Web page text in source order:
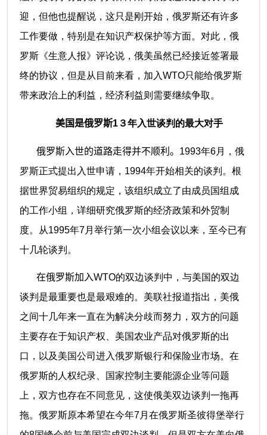
迎，但他也提醒说，这只是刚开始，俄罗斯还有许多
工作要做，特别是在知识产权保护等方面。对此，俄
罗斯《生意人报》评论说，俄美虽然已经接近签署最
终的协议，但是从目前来看，加入WTO只能给俄罗斯
带来政治上的利益，经济利益则需要继续争取。
美国是俄罗斯1３年入世谈判的最大对手
俄罗斯入世的道路走得并不顺利。 1993年6月，俄
罗斯正式提出入世申请，1994年开始相关的谈判。根
据世界贸易组织的规定，该组织成立了由成员国组成
的工作小组，详细研究俄罗斯的经济政策和外贸制
度。从1995年7月举行第一次小组会议以来，至今已有
十几轮谈判。
在俄罗斯加入WTO的双边谈判中，与美国的双边
谈判是最重要也是最艰难的。美联社报道指出，美俄
之间十几年来一直在为解决分歧而努力，双方的问题
主要存在于知识产权、美国农业产品对俄罗斯的出
口，以及美国公司进入俄罗斯银行和保险业市场。在
俄罗斯的人权纪录、国家控制主要能源企业等问题
上，双方也存在不同意见，这使俄美双边谈判一拖再
拖。俄罗斯原本希望在今年7月在俄罗斯圣彼得堡举行